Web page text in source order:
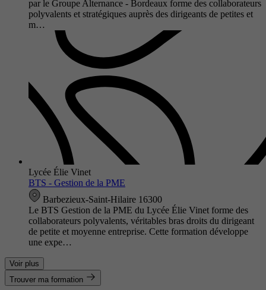
par le Groupe Alternance - Bordeaux forme des collaborateurs
polyvalents et stratégiques auprès des dirigeants de petites et
m…
Lycée Élie Vinet
BTS - Gestion de la PME
Barbezieux-Saint-Hilaire 16300
Le BTS Gestion de la PME du Lycée Élie Vinet forme des
collaborateurs polyvalents, véritables bras droits du dirigeant
de petite et moyenne entreprise. Cette formation développe
une expe…
Voir plus
Trouver ma formation